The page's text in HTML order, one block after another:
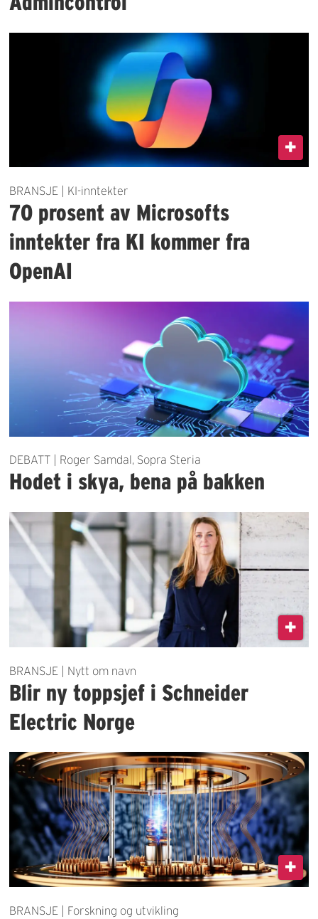
BRANSJE | KI-inntekter
70 prosent av Microsofts
inntekter fra KI kommer fra
OpenAI
DEBATT | Roger Samdal, Sopra Steria
Hodet i skya, bena på bakken
BRANSJE | Nytt om navn
Blir ny toppsjef i Schneider
Electric Norge
BRANSJE | Forskning og utvikling